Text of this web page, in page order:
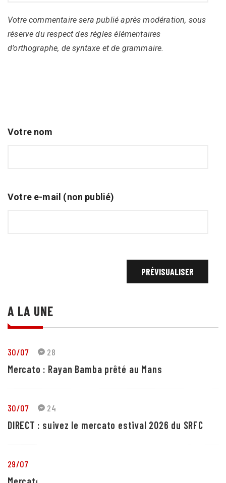
Votre commentaire sera publié après modération, sous
réserve du respect des règles élémentaires
d’orthographe, de syntaxe et de grammaire.
Votre nom
Votre e-mail (non publié)
A LA UNE
30/07 28
Mercato : Rayan Bamba prêté au Mans
30/07 24
DIRECT : suivez le mercato estival 2026 du SRFC
29/07